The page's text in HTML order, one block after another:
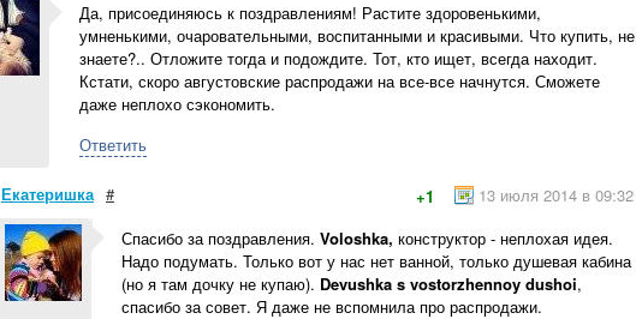
Да, присоединяюсь к поздравлениям! Растите здоровенькими,
умненькими, очаровательными, воспитанными и красивыми. Что купить, не
знаете?.. Отложите тогда и подождите. Тот, кто ищет, всегда находит.
Кстати, скоро августовские распродажи на все-все начнутся. Сможете
даже неплохо сэкономить.
Ответить
Екатеришка # 13 июля 2014 в 09:32
+1
Спасибо за поздравления. Voloshka, конструктор - неплохая идея.
Надо подумать. Только вот у нас нет ванной, только душевая кабина
(но я там дочку не купаю). Devushka s vostorzhennoy dushoi,
спасибо за совет. Я даже не вспомнила про распродажи.